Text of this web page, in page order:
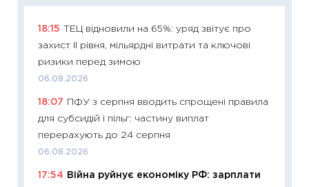
18:15 ТЕЦ відновили на 65%: уряд звітує про
захист II рівня, мільярдні витрати та ключові
ризики перед зимою
06.08.2026
18:07
ПФУ з серпня вводить спрощені правила
для субсидій і пільг: частину виплат
перерахують до 24 серпня
06.08.2026
17:54
Війна руйнує економіку РФ: зарплати